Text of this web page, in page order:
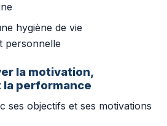
hygiène de vie
personnelle
la motivation,
performance
ses objectifs et ses motivations